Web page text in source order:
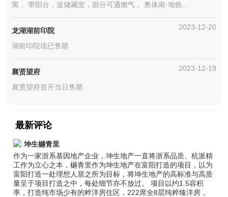
寓， 带阳台，送储藏室，部分可通燃气， 奥体南·地铁...
龙湖湖前印院 2023-12-20
湖前印院现已售罄
襄贤望府 2023-12-19
襄贤望府首开当日售罄
最新评论
坤生樾青里
作为一家浙系基因地产企业，坤生地产一直将浙系品质、杭派精
工作为立心之本，樾青里作为坤生地产在富阳打造的项目，以为
富阳打造一处理想人居之所为目标，将坤生地产的高标准与高质
量呈于项目打造之中，每处细节亦不放过。 项目以约1.5容积
率，打造纯市场少有的粹洋房住区，222席全8层纯粹臻洋房，